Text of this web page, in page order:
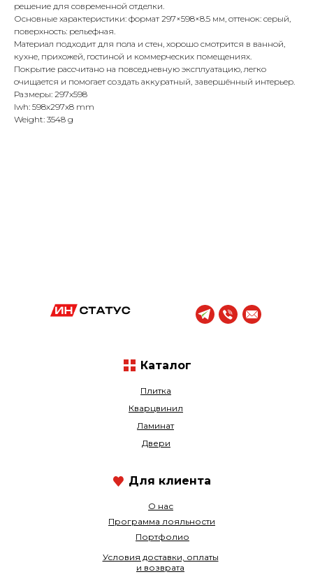
решение для современной отделки.
Основные характеристики: формат 297×598×8.5 мм, оттенок: серый,
поверхность: рельефная.
Материал подходит для пола и стен, хорошо смотрится в ванной,
кухне, прихожей, гостиной и коммерческих помещениях.
Покрытие рассчитано на повседневную эксплуатацию, легко
очищается и помогает создать аккуратный, завершённый интерьер.
Размеры: 297x598
lwh: 598x297x8 mm
Weight: 3548 g
Плитка
Кварцвинил
О нас
Ламинат
Программа лояльности
Двери
Портфолио
Условия доставки, оплаты
и возврата
Каталог
Для клиента